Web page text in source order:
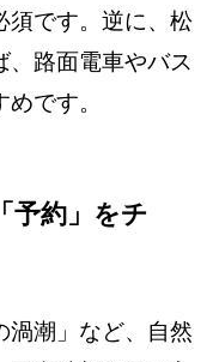
須です。逆に、松
、路面電車やバス
です。
予約」をチ
渦潮」など、自然